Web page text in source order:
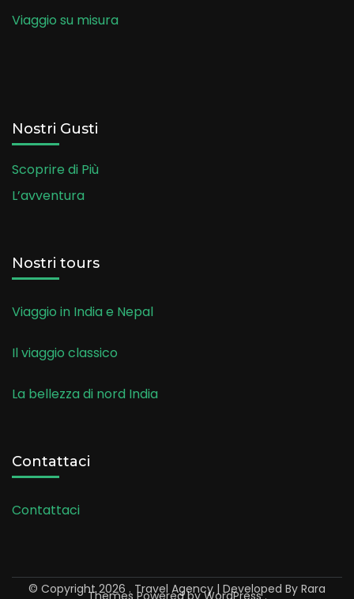
Viaggio su misura
Nostri Gusti
Scoprire di Più
L’avventura
Nostri tours
Viaggio in India e Nepal
Il viaggio classico
La bellezza di nord India
Contattaci
Contattaci
© Copyright 2026 . Travel Agency | Developed By Rara
Themes Powered byWordPress.